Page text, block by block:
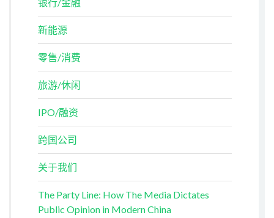
新能源
零售/消费
旅游/休闲
IPO/融资
跨国公司
关于我们
The Party Line: How The Media Dictates
Public Opinion in Modern China